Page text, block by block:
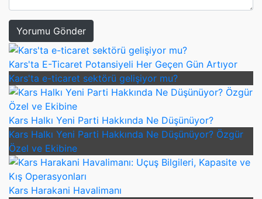
Yorumu Gönder
Kars'ta E-Ticaret Potansiyeli Her Geçen Gün Artıyor
Kars'ta e-ticaret sektörü gelişiyor mu?
Kars Halkı Yeni Parti Hakkında Ne Düşünüyor?
Kars Halkı Yeni Parti Hakkında Ne Düşünüyor? Özgür
Özel ve Ekibine
Kars Harakani Havalimanı